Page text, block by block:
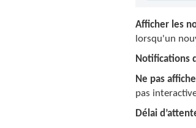
Afficher les
lorsqu'un
Notifications
Ne pas
pas
Délai